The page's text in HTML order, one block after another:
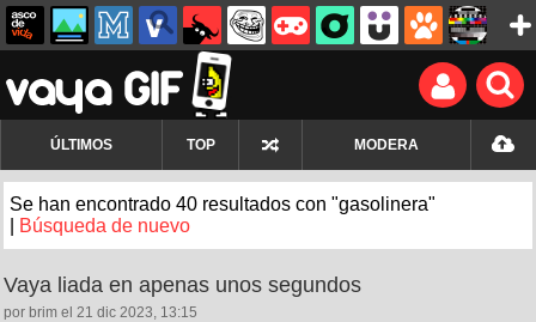
ÚLTIMOS TOP MODERA
Se han encontrado 40 resultados con "gasolinera"
Búsqueda de nuevo
Vaya liada en apenas unos segundos
por brim el 21 dic 2023, 13:15